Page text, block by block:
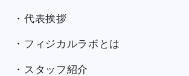
・代表挨拶
・フィジカルラボとは
・スタッフ紹介